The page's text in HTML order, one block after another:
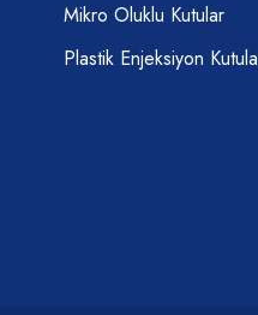
Mikro Oluklu Kutular
Plastik Enjeksiyon